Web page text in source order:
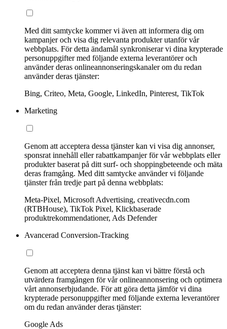
Med ditt samtycke kommer vi även att informera dig om
kampanjer och visa dig relevanta produkter utanför vår
webbplats. För detta ändamål synkroniserar vi dina krypterade
personuppgifter med följande externa leverantörer och
använder deras onlineannonseringskanaler om du redan
använder deras tjänster:
Bing, Criteo, Meta, Google, LinkedIn, Pinterest, TikTok
Marketing
Genom att acceptera dessa tjänster kan vi visa dig annonser,
sponsrat innehåll eller rabattkampanjer för vår webbplats eller
produkter baserat på ditt surf- och shoppingbeteende och mäta
deras framgång. Med ditt samtycke använder vi följande
tjänster från tredje part på denna webbplats:
Meta-Pixel, Microsoft Advertising, creativecdn.com
(RTBHouse), TikTok Pixel, Klickbaserade
produktrekommendationer, Ads Defender
Avancerad Conversion-Tracking
Genom att acceptera denna tjänst kan vi bättre förstå och
utvärdera framgången för vår onlineannonsering och optimera
vårt annonserbjudande. För att göra detta jämför vi dina
krypterade personuppgifter med följande externa leverantörer
om du redan använder deras tjänster:
Google Ads